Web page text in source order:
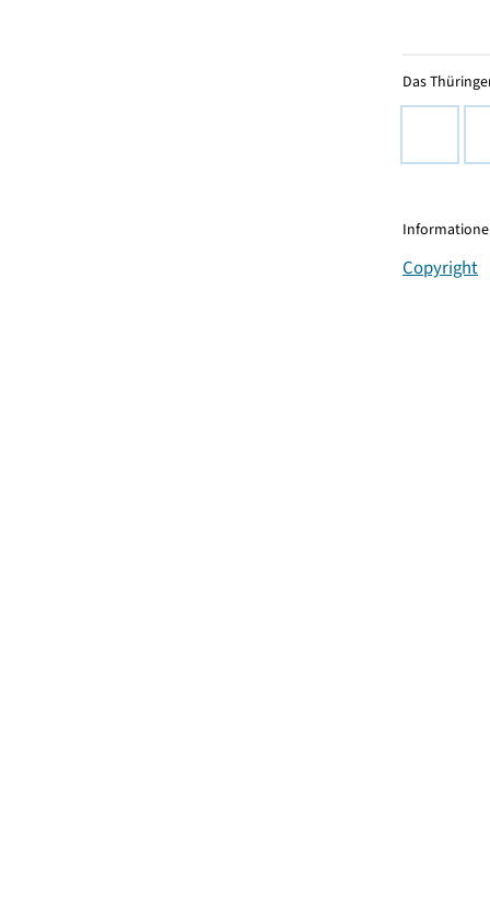
Das
Copyright